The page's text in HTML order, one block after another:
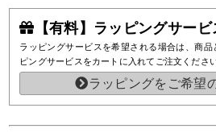
【有料】ラッピングサービ
ラッピングサービスを希望される場合は、商
ピングサービスをカートに入れてご注文ください
ラッピングをご希望